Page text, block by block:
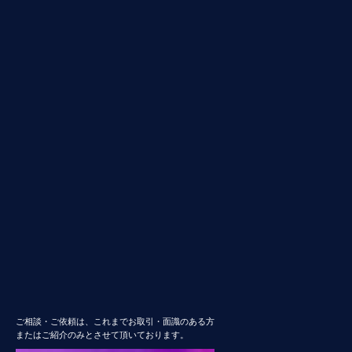
ご相談・ご依頼は、これまでお取引・面識のある方
またはご紹介のみとさせて頂いております。